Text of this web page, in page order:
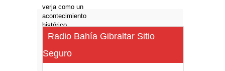
Radio Bahía Gibraltar Sitio
Seguro